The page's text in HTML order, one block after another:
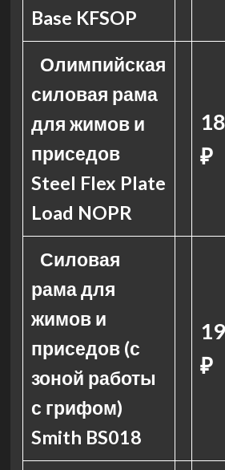
Base KFSOP
Олимпийская
силовая рама
для жимов и
приседов
Steel Flex Plate
Load NOPR
₽
Силовая
рама для
жимов и
приседов (с
зоной работы
с грифом)
Smith BS018
₽